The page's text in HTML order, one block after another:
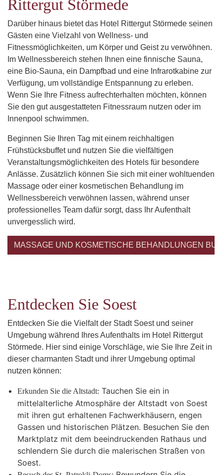
Rittergut Störmede
Darüber hinaus bietet das Hotel Rittergut Störmede seinen
Gästen eine Vielzahl von Wellness- und
Fitnessmöglichkeiten, um Körper und Geist zu verwöhnen.
Im Wellnessbereich stehen Ihnen eine finnische Sauna,
eine Bio-Sauna, ein Dampfbad und eine Infrarotkabine zur
Verfügung, um vollständige Entspannung zu erleben.
Wenn Sie Ihre Fitness aufrechterhalten möchten, können
Sie den gut ausgestatteten Fitnessraum nutzen oder im
Innenpool schwimmen.
Beginnen Sie Ihren Tag mit einem reichhaltigen
Frühstücksbuffet und nutzen Sie die vielfältigen
Veranstaltungsmöglichkeiten des Hotels für besondere
Anlässe. Zusätzlich können Sie sich mit einer wohltuenden
Massage oder einer kosmetischen Behandlung im
Wellnessbereich verwöhnen lassen, während unser
professionelles Team dafür sorgt, dass Ihr Aufenthalt
unvergesslich wird.
MASSAGE UND KOSMETISCHE BEHANDLUNGEN
Entdecken Sie Soest
Entdecken Sie die Vielfalt der Stadt Soest und seiner
Umgebung während Ihres Aufenthalts im Hotel Rittergut
Störmede. Hier sind einige Vorschläge, wie Sie Ihre Zeit in
dieser charmanten Stadt und ihrer Umgebung optimal
nutzen können:
Erkunden Sie die Altstadt: Tauchen Sie ein in
mittelalterliche Atmosphäre der Altstadt von Soest
mit ihren gut erhaltenen Fachwerkhäusern, engen
Gassen und historischen Plätzen. Besuchen Sie den
Marktplatz mit dem beeindruckenden Rathaus und
schlendern Sie durch die malerischen Straßen von
Soest.